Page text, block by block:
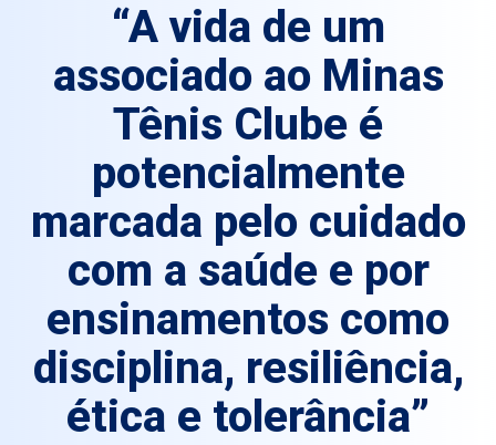
“A vida de um
associado ao Minas
Tênis Clube é
potencialmente
marcada pelo cuidado
com a saúde e por
ensinamentos como
disciplina, resiliência,
ética e tolerância”